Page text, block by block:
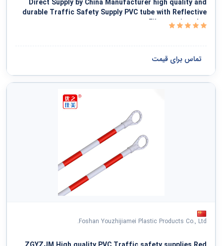
Direct Supply by China Manufacturer high quality and
durable Traffic Safety Supply PVC tube with Reflective
Film warning pipe
تماس برای قیمت
Foshan Youzhijiamei Plastic Products Co., Ltd.